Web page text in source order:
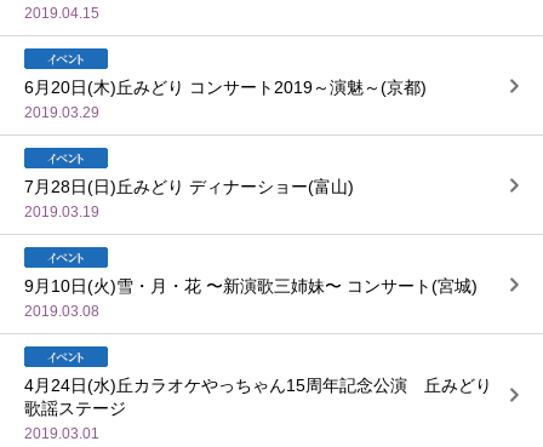
2019.04.15
6月20日(木)丘みどり コンサート2019～演魅～(京都)
2019.03.29
7月28日(日)丘みどり ディナーショー(富山)
2019.03.19
9月10日(火)雪・月・花 〜新演歌三姉妹〜 コンサート(宮城)
2019.03.08
4月24日(水)丘カラオケやっちゃん15周年記念公演 丘みどり
歌謡ステージ
2019.03.01